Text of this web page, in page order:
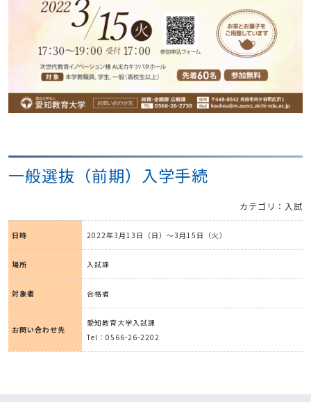
一般選抜（前期）入学手続
カテゴリ：入試
日時 2022年3月13日（日）～3月15日（火）
場所 入試課
対象者 合格者
お問い合わせ先
愛知教育大学入試課
Tel：0566-26-2202